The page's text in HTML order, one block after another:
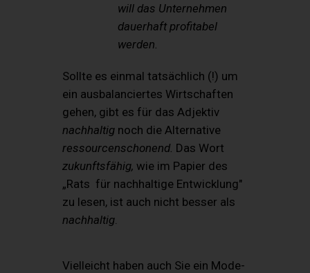
will das Unternehmen
dauerhaft profitabel
werden.
Sollte es einmal tatsächlich (!) um
ein ausbalanciertes Wirtschaften
gehen, gibt es für das Adjektiv
nachhaltig noch die Alternative
ressourcenschonend. Das Wort
zukunftsfähig, wie im Papier des
„Rats für nachhaltige Entwicklung"
zu lesen, ist auch nicht besser als
nachhaltig
Vielleicht haben auch Sie ein Mode-